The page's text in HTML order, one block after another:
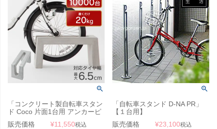
「コンクリート製自転車スタン
ド Coco 片面1台用 アンカーピ
ン付き」 【受注生産】
販売価格 ¥11,550税込
「自転車スタンド D-NA PR」
【１台用】
販売価格
¥23,100税込